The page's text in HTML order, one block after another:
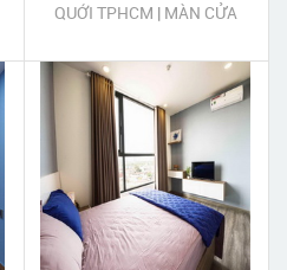
QUỚI TPHCM | MÀN CỬA
TPHCM